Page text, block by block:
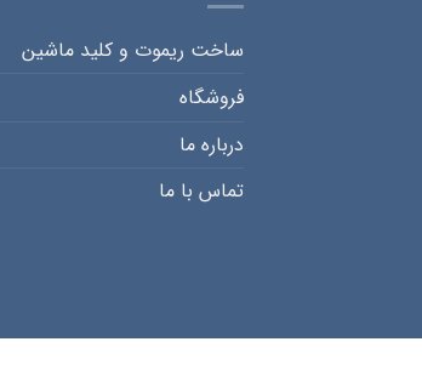
ساخت ریموت و کلید ماشین
فروشگاه
درباره ما
تماس با ما